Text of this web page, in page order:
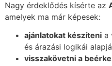
Nagy érdeklődés kísérte az
amelyek ma már képesek:
ajánlatokat készíteni a
és árazási logikái
visszakövetni a